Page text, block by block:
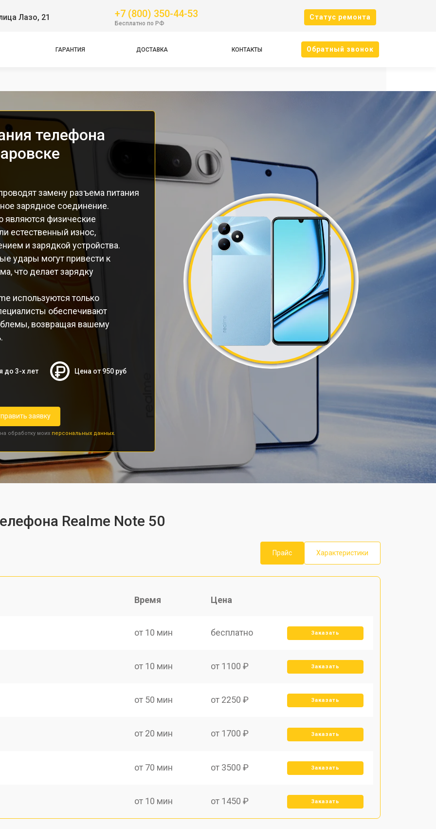
Лазо, 21 +7 (800) 350-44-53
Бесплатно по РФ
Cтатус ремонта
ГАРАНТИЯ ДОСТАВКА КОНТАКТЫ Oбратный звонок
телефона
замену разъема питания
зарядное соединение.
являются физические
естественный износ,
и зарядкой устройства.
удары могут привести к
что делает зарядку
используются только
обеспечивают
возвращая вашему
до 3-х лет Цена от 950 руб
заявку
обработку моих персональных данных.
Realme Note 50
Прайс
Характеристики
Время Цена
от 10 мин бесплатно Заказать
от 10 мин от 1100 ₽ Заказать
от 50 мин от 2250 ₽ Заказать
от 20 мин от 1700 ₽ Заказать
от 70 мин от 3500 ₽ Заказать
от 10 мин от 1450 ₽ Заказать